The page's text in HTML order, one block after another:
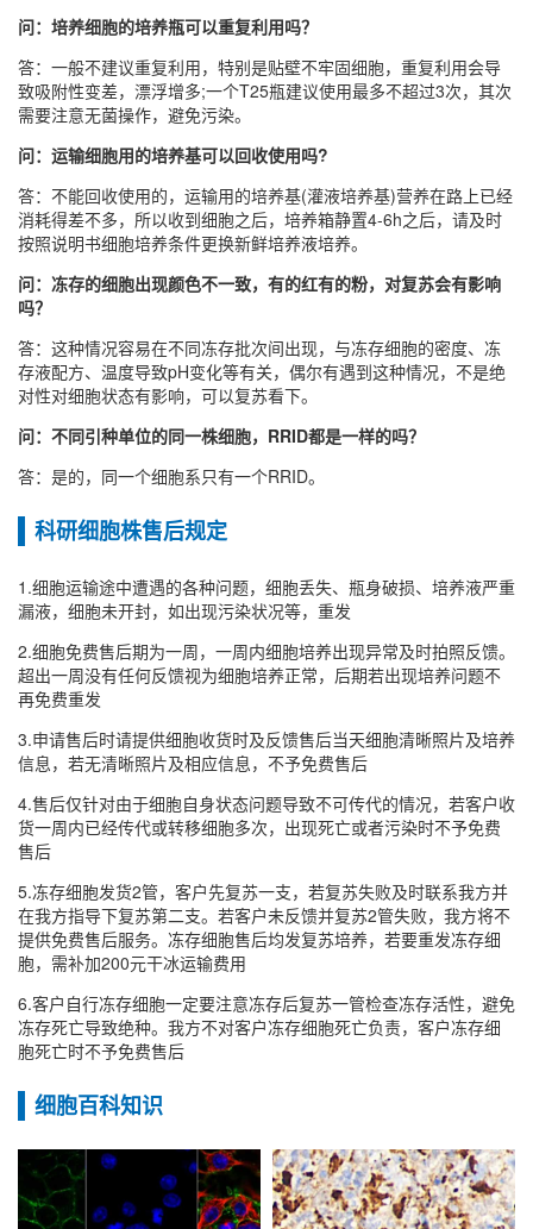
问：培养细胞的培养瓶可以重复利用吗？
答：一般不建议重复利用，特别是贴壁不牢固细胞，重复利用会导
致吸附性变差，漂浮增多;一个T25瓶建议使用最多不超过3次，其次
需要注意无菌操作，避免污染。
问：运输细胞用的培养基可以回收使用吗?
答：不能回收使用的，运输用的培养基(灌液培养基)营养在路上已经
消耗得差不多，所以收到细胞之后，培养箱静置4-6h之后，请及时
按照说明书细胞培养条件更换新鲜培养液培养。
问：冻存的细胞出现颜色不一致，有的红有的粉，对复苏会有影响
吗？
答：这种情况容易在不同冻存批次间出现，与冻存细胞的密度、冻
存液配方、温度导致pH变化等有关，偶尔有遇到这种情况，不是绝
对性对细胞状态有影响，可以复苏看下。
问：不同引种单位的同一株细胞，RRID都是一样的吗？
答：是的，同一个细胞系只有一个RRID。
科研细胞株售后规定
1.细胞运输途中遭遇的各种问题，细胞丢失、瓶身破损、培养液严重
漏液，细胞未开封，如出现污染状况等，重发
2.细胞免费售后期为一周，一周内细胞培养出现异常及时拍照反馈。
超出一周没有任何反馈视为细胞培养正常，后期若出现培养问题不
再免费重发
3.申请售后时请提供细胞收货时及反馈售后当天细胞清晰照片及培养
信息，若无清晰照片及相应信息，不予免费售后
4.售后仅针对由于细胞自身状态问题导致不可传代的情况，若客户收
货一周内已经传代或转移细胞多次，出现死亡或者污染时不予免费
售后
5.冻存细胞发货2管，客户先复苏一支，若复苏失败及时联系我方并
在我方指导下复苏第二支。若客户未反馈并复苏2管失败，我方将不
提供免费售后服务。冻存细胞售后均发复苏培养，若要重发冻存细
胞，需补加200元干冰运输费用
6.客户自行冻存细胞一定要注意冻存后复苏一管检查冻存活性，避免
冻存死亡导致绝种。我方不对客户冻存细胞死亡负责，客户冻存细
胞死亡时不予免费售后
细胞百科知识